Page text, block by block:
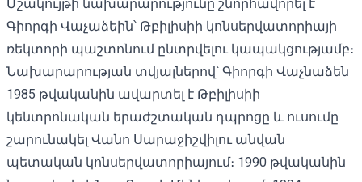
Մշակույթի նախարարությունը շնորհավորել է
Գիորգի Վաչաձեին՝ Թբիլիսիի կոնսերվատորիայի
ռեկտորի պաշտոնում ընտրվելու կապակցությամբ։
Նախարարության տվյալներով՝ Գիորգի Վաչնաձեն
1985 թվականին ավարտել է Թբիլիսիի
կենտրոնական երաժշտական ​​դպրոցը և ուսումը
շարունակել Վանո Սարաջիշվիլու անվան
պետական ​​կոնսերվատորիայում։ 1990 թվականին